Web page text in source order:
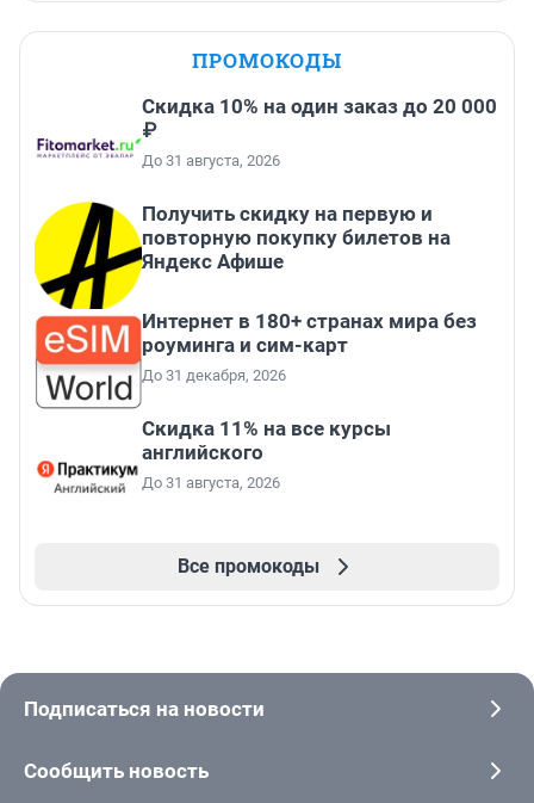
ПРОМОКОДЫ
Скидка 10% на один заказ до 20 000
₽
До 31 августа, 2026
Получить скидку на первую и
повторную покупку билетов на
Яндекс Афише
Интернет в 180+ странах мира без
роуминга и сим-карт
До 31 декабря, 2026
Скидка 11% на все курсы
английского
До 31 августа, 2026
Все промокоды
Подписаться на новости
Сообщить новость